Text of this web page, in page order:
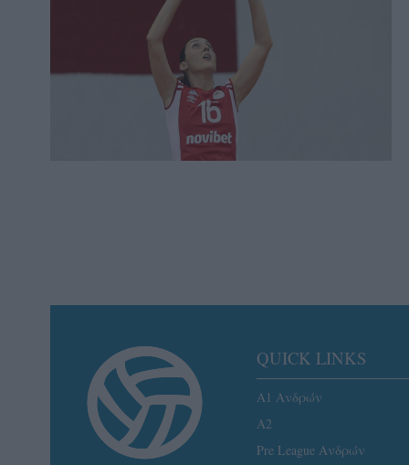
QUICK LINKS
Α1 Ανδρών
A2
Pre League Ανδρών